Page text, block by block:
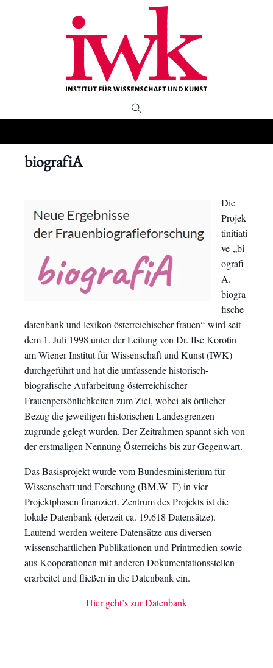
biografiA
Die
Projek
tinitiati
ve „bi
ografi
A.
biogra
fische
datenbank und lexikon österreichischer frauen“ wird seit
dem 1. Juli 1998 unter der Leitung von Dr. Ilse Korotin
am Wiener Institut für Wissenschaft und Kunst (IWK)
durchgeführt und hat die umfassende historisch-
biografische Aufarbeitung österreichischer
Frauenpersönlichkeiten zum Ziel, wobei als örtlicher
Bezug die jeweiligen historischen Landesgrenzen
zugrunde gelegt wurden. Der Zeitrahmen spannt sich von
der erstmaligen Nennung Österreichs bis zur Gegenwart.
Das Basisprojekt wurde vom Bundesministerium für
Wissenschaft und Forschung (BM.W_F) in vier
Projektphasen finanziert. Zentrum des Projekts ist die
lokale Datenbank (derzeit ca. 19.618 Datensätze).
Laufend werden weitere Datensätze aus diversen
wissenschaftlichen Publikationen und Printmedien sowie
aus Kooperationen mit anderen Dokumentationsstellen
erarbeitet und fließen in die Datenbank ein.
Hier geht’s zur Datenbank